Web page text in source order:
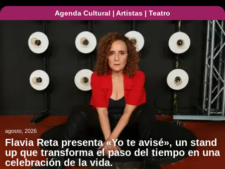
Agenda Cultural | Artistas | Teatro
agosto, 2026
Flavia Reta presenta «Yo te avisé», un stand
up que transforma el paso del tiempo en una
celebración de la vida.